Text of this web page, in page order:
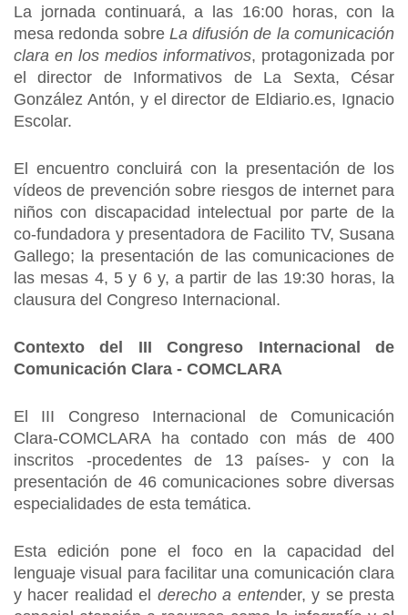
La jornada continuará, a las 16:00 horas, con la
mesa redonda sobre La difusión de la comunicación
clara en los medios informativos, protagonizada por
el director de Informativos de La Sexta, César
González Antón, y el director de Eldiario.es, Ignacio
Escolar.
El encuentro concluirá con la presentación de los
vídeos de prevención sobre riesgos de internet para
niños con discapacidad intelectual por parte de la
co-fundadora y presentadora de Facilito TV, Susana
Gallego; la presentación de las comunicaciones de
las mesas 4, 5 y 6 y, a partir de las 19:30 horas, la
clausura del Congreso Internacional.
Contexto del III Congreso Internacional de
Comunicación Clara - COMCLARA
El III Congreso Internacional de Comunicación
Clara-COMCLARA ha contado con más de 400
inscritos -procedentes de 13 países- y con la
presentación de 46 comunicaciones sobre diversas
especialidades de esta temática.
Esta edición pone el foco en la capacidad del
lenguaje visual para facilitar una comunicación clara
y hacer realidad el derecho a entender, y se presta